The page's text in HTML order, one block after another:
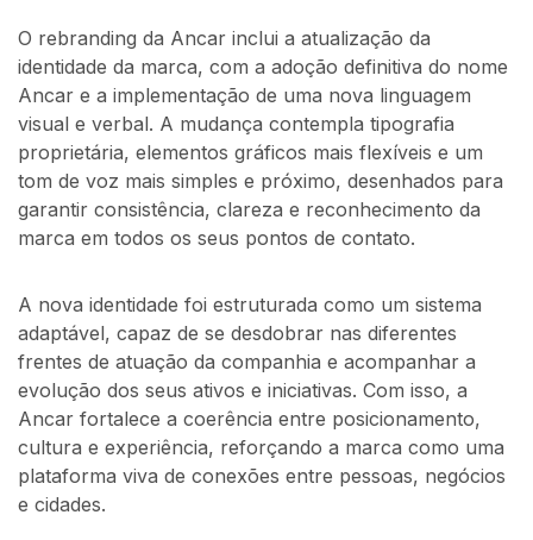
O rebranding da Ancar inclui a atualização da
identidade da marca, com a adoção definitiva do nome
Ancar e a implementação de uma nova linguagem
visual e verbal. A mudança contempla tipografia
proprietária, elementos gráficos mais flexíveis e um
tom de voz mais simples e próximo, desenhados para
garantir consistência, clareza e reconhecimento da
marca em todos os seus pontos de contato.
A nova identidade foi estruturada como um sistema
adaptável, capaz de se desdobrar nas diferentes
frentes de atuação da companhia e acompanhar a
evolução dos seus ativos e iniciativas. Com isso, a
Ancar fortalece a coerência entre posicionamento,
cultura e experiência, reforçando a marca como uma
plataforma viva de conexões entre pessoas, negócios
e cidades.